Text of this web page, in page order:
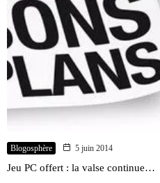
Blogosphère 5 juin 2014
Jeu PC offert : la valse continue…